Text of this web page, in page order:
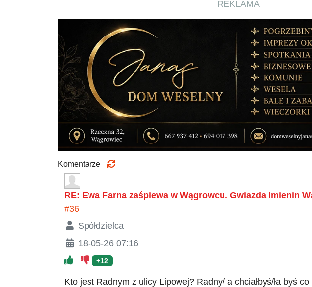
REKLAMA
Komentarze
RE: Ewa Farna zaśpiewa w Wągrowcu. Gwiazda Imienin
#36
Spółdzielca
18-05-26 07:16
+12
Kto jest Radnym z ulicy Lipowej? Radny/ a chciałbyś/ła byś